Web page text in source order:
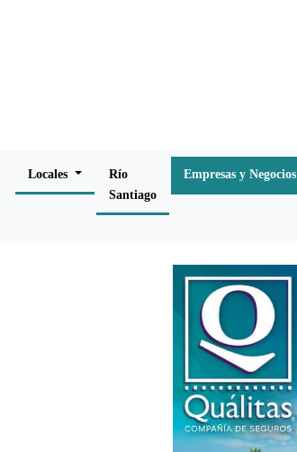
Locales
Río
Santiago
Empresas y Negocios